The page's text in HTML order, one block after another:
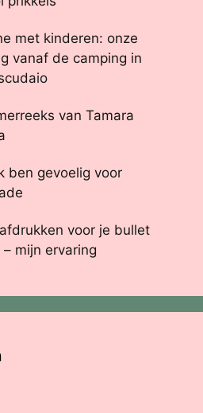
met kinderen: onze
vanaf de camping in
van Tamara
ben gevoelig voor
voor je bullet
– mijn ervaring